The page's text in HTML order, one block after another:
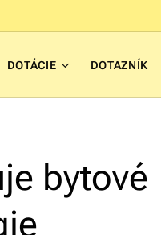
DOTÁCIE DOTAZNÍK
bytové